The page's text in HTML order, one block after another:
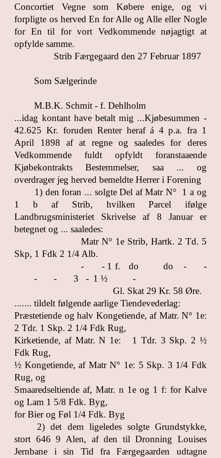
Concortiet Vegne som Købere enige, og vi
forpligte os herved En for Alle og Alle eller Nogle
for En til for vort Vedkommende nøjagtigt at
opfylde samme.
Strib Færgegaard den 27 Februar 1897
Som Sælgerinde
M.B.K. Schmit - f. Dehlholm
...idag kontant have betalt mig ...Kjøbesummen -
42.625 Kr. foruden Renter heraf á 4 p.a. fra 1
April 1898 af at regne og saaledes for deres
Vedkommende fuldt opfyldt foranstaaende
Kjøbekontrakts Bestemmelser, saa ... og
overdrager jeg herved bemeldte Herrer i Forening
1) den foran ... solgte Del af Matr N° 1 a og
1 b af Strib, hvilken Parcel ifølge
Landbrugsministeriet Skrivelse af 8 Januar er
betegnet og ... saaledes:
Matr N° 1e Strib, Hartk. 2 Td. 5
Skp, 1 Fdk 2 1/4 Alb.
-
- 1 f. do do -
-
-
- 3 - 1 ½
-
Gl. Skat 29 Kr. 58 Øre.
....... tildelt følgende aarlige Tiendevederlag:
Præstetiende og halv Kongetiende, af Matr. N° 1e:
2 Tdr. 1 Skp. 2 1/4 Fdk Rug,
Kirketiende, af Matr. N 1e: 1 Tdr. 3 Skp. 2 ½
Fdk Rug,
½ Kongetiende, af Matr N° 1e: 5 Skp. 3 1/4 Fdk
Rug, og
Smaaredseltiende af, Matr. n 1e og 1 f: for Kalve
og Lam 1 5/8 Fdk. Byg,
for Bier og Føl 1/4 Fdk. Byg
2) det dem ligeledes solgte Grundstykke,
stort 646 9 Alen, af den til Dronning Louises
Jernbane i sin Tid fra Færgegaarden udtagne